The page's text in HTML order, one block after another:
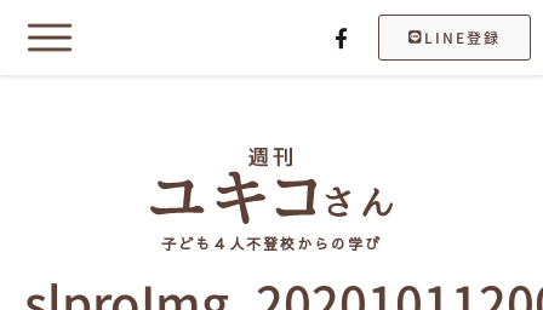
LINE登録
子ども４人不登校からの学び